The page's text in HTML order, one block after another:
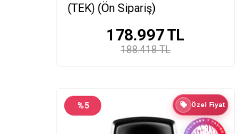
(TEK) (Ön Sipariş)
188.418 TL
178.997TL
%5 Özel Fiyat